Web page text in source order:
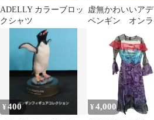
イワトビペンギン
ADELLY カラーブロッ
クシャツ
虚無かわいいア
ペンギン オンラ
くじ D賞
¥400 ¥ 4,000